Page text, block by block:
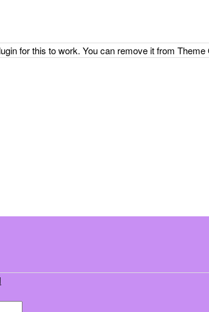
for this to work. You can remove it from Theme